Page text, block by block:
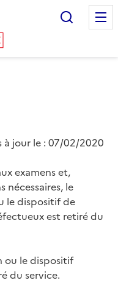
à jour le : 07/02/2020
examens et,
nécessaires, le
le dispositif de
est retiré du
ou le dispositif
du service.